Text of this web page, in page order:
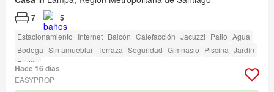
7 5
Estacionamiento Internet Balcón Calefacción Jacuzzi Patio Agua
Bodega Sin amueblar Terraza Seguridad Gimnasio Piscina Jardín
Parilla
Hace 16 días
EASYPROP